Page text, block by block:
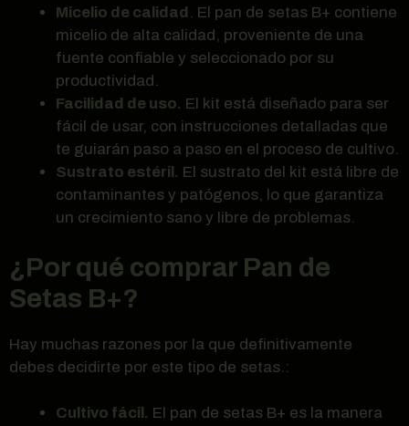
Micelio de calidad . El pan de setas B+ contiene
micelio de alta calidad, proveniente de una
fuente confiable y seleccionado por su
productividad.
Facilidad de uso. El kit está diseñado para ser
fácil de usar, con instrucciones detalladas que
te guiarán paso a paso en el proceso de cultivo.
Sustrato estéril. El sustrato del kit está libre de
contaminantes y patógenos, lo que garantiza
un crecimiento sano y libre de problemas.
¿Por qué comprar Pan de
Setas B+?
Hay muchas razones por la que definitivamente
debes decidirte por este tipo de setas.:
Cultivo fácil. El pan de setas B+ es la manera